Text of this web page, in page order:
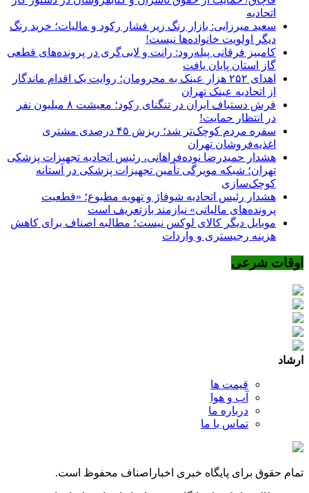
اتحادیه
سعید میرزایی: بازار رنگ زیر فشار رکود و مالیات؛ خرید رنگ
دیگر اولویت خانواده‌ها نیست!
کامبیز فرقانی پیله‌رود: رانت و لابی‌گری در پرونده‌های قطعی
گاز استان پایان یافت
اهدای ۲۵۲ هزار عینک به محرومان؛ روایت یک اقدام ماندگار
از اتحادیه عینک تهران
فرش دستباف ایران در تنگنای رکود؛ معیشت ۸ میلیون نفر
در انتظار حمایت!
سفره مردم کوچک‌تر شد؛ ریزش ۴۵ درصدی مشتری
اغذیه‌فروشان تهران
هشدار حمیدرضا نوده‌فراهانی، رئیس اتحادیه تجهیزات پزشکی
تهران؛ شبکه مویرگی تأمین تجهیزات پزشکی در آستانه
کوچک‌سازی
هشدار رئیس اتحادیه شوفاژ و تهویه مطبوع؛ «قطعیت
پرونده‌های مالیاتی» نیازمند بازتعریف است
موبایل دیگر کالای لوکس نیست؛ مطالبه اصناف برای کاهش
هزینه رجیستری و واردات
اوقات شرعی
ارشاد
قیمت ها
آب و هوا
درباره ما
تماس با ما
تمام حقوق برای پایگاه خبری اخباراصناف محفوظ است.